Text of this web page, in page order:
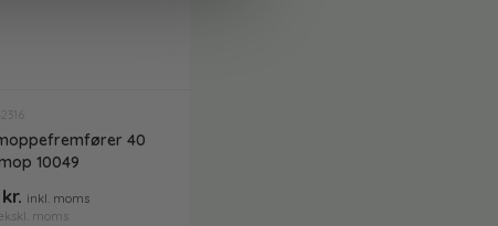
40
10049
kr. inkl. moms
moms